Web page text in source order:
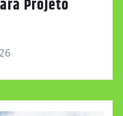
Projeto